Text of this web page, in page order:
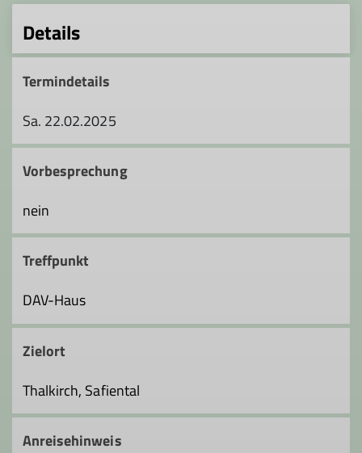
Details
Termindetails
Sa. 22.02.2025
Vorbesprechung
nein
Treffpunkt
DAV-Haus
Zielort
Thalkirch, Safiental
Anreisehinweis